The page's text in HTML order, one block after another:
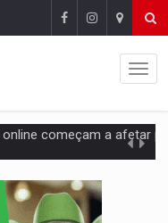
Plantar árvores não será mais suficiente para
para possível base secreta no satélite
Incêndio destrói carro que era rebocado para oficina